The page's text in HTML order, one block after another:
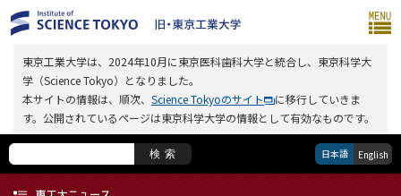
東京工業大学は、2024年10月に東京医科歯科大学と統合し、東京科学大
学（Science Tokyo）となりました。
本サイトの情報は、順次、 Science Tokyoのサイト
に移行していきま
す。公開されているページは東京科学大学の情報として有効なものです。
検索 日本語 English